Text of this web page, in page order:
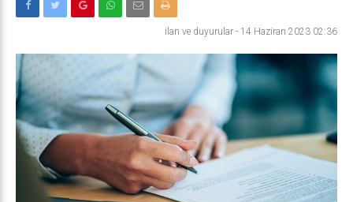
ilan ve duyurular - 14 Haziran 2023 02:36